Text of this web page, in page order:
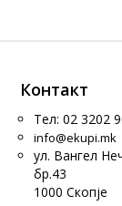
Контакт
Тел: 02 3202
info@ekupi.mk
ул. Вангел
бр.43
1000 Скопје